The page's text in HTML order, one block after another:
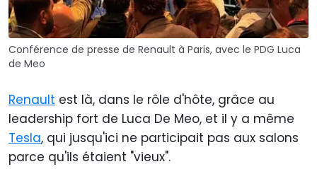
Conférence de presse de Renault à Paris, avec le PDG Luca
de Meo
Renault est là, dans le rôle d'hôte, grâce au
leadership fort de Luca De Meo, et il y a même
Tesla, qui jusqu'ici ne participait pas aux salons
parce qu'ils étaient "vieux".